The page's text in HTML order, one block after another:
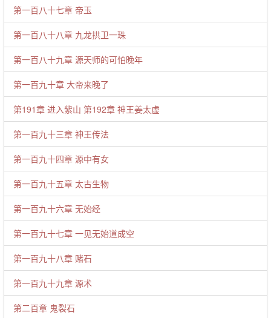
第一百八十七章 帝玉
第一百八十八章 九龙拱卫一珠
第一百八十九章 源天师的可怕晚年
第一百九十章 大帝来晚了
第191章 进入紫山 第192章 神王姜太虚
第一百九十三章 神王传法
第一百九十四章 源中有女
第一百九十五章 太古生物
第一百九十六章 无始经
第一百九十七章 一见无始道成空
第一百九十八章 赌石
第一百九十九章 源术
第二百章 鬼裂石